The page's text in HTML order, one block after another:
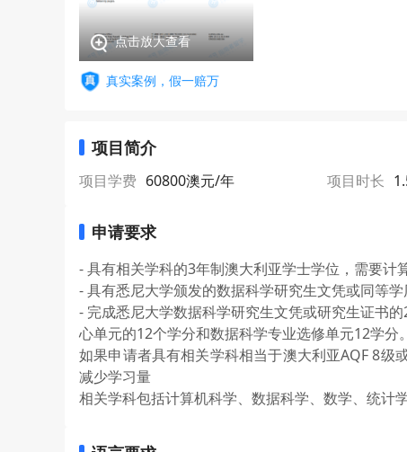
点击放大查看
真实案例，假一赔万
项目简介
项目学费 60800澳元/年 项目时长
申请要求
- 具有相关学科的3年制澳大利亚学士学位，需要
- 具有悉尼大学颁发的数据科学研究生文凭或同等
- 完成悉尼大学数据科学研究生文凭或研究生证书
心单元的12个学分和数据科学专业选修单元12学分
如果申请者具有相关学科相当于澳大利亚AQF 8
减少学习量
相关学科包括计算机科学、数据科学、数学、统计